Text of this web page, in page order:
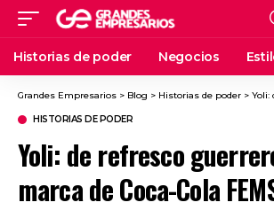
Historias de poder Negocios
Grandes Empresarios > Blog > Historias de poder > Yoli: de
HISTORIAS DE PODER
Yoli: de refresco
marca de Coca-Cola